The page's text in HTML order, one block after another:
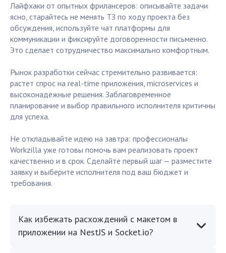
Лайфхаки от опытных фрилансеров: описывайте задачи
ясно, старайтесь не менять ТЗ по ходу проекта без
обсуждения, используйте чат платформы для
коммуникации и фиксируйте договоренности письменно.
Это сделает сотрудничество максимально комфортным.
Рынок разработки сейчас стремительно развивается:
растет спрос на real-time приложения, microservices и
высоконадёжные решения. Заблаговременное
планирование и выбор правильного исполнителя критичны
для успеха.
Не откладывайте идею на завтра: профессионалы
Workzilla уже готовы помочь вам реализовать проект
качественно и в срок. Сделайте первый шаг — разместите
заявку и выберите исполнителя под ваш бюджет и
требования.
Как избежать расхождений с макетом в
приложении на NestJS и Socket.io?